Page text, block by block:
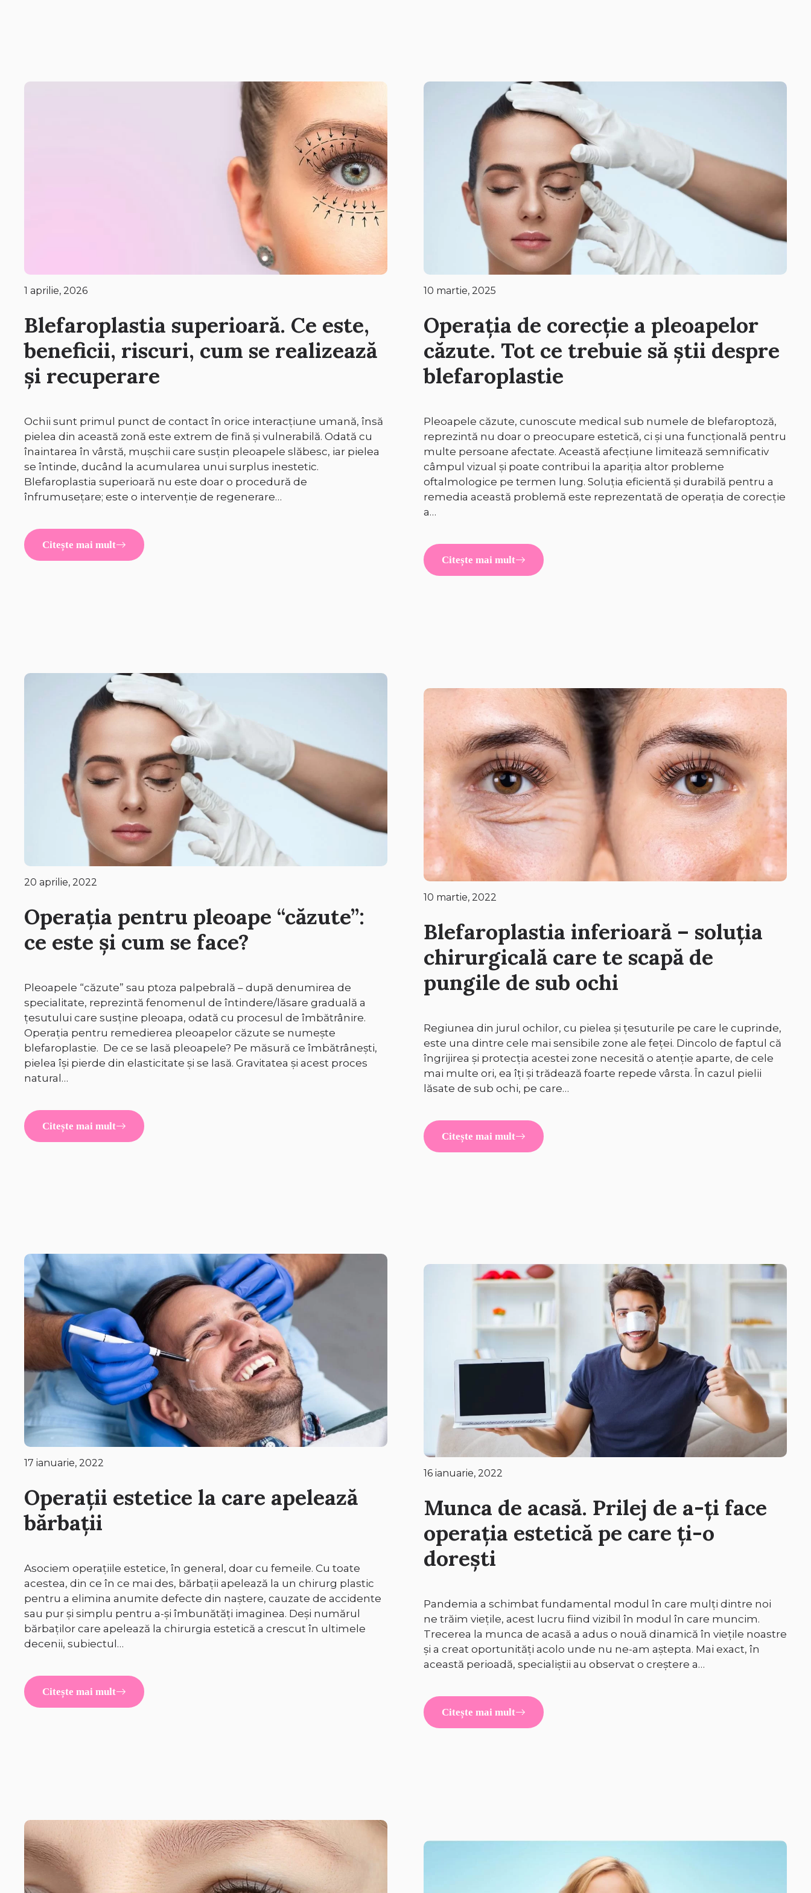
1 aprilie, 2026
Blefaroplastia superioară. Ce este,
beneficii, riscuri, cum se realizează
și recuperare
Ochii sunt primul punct de contact în orice interacțiune umană, însă
pielea din această zonă este extrem de fină și vulnerabilă. Odată cu
înaintarea în vârstă, mușchii care susțin pleoapele slăbesc, iar pielea
se întinde, ducând la acumularea unui surplus inestetic.
Blefaroplastia superioară nu este doar o procedură de
înfrumusețare; este o intervenție de regenerare…
Citește mai mult
10 martie, 2025
Operația de corecție a pleoapelor
căzute. Tot ce trebuie să știi despre
blefaroplastie
Pleoapele căzute, cunoscute medical sub numele de blefaroptoză,
reprezintă nu doar o preocupare estetică, ci și una funcțională pentru
multe persoane afectate. Această afecțiune limitează semnificativ
câmpul vizual și poate contribui la apariția altor probleme
oftalmologice pe termen lung. Soluția eficientă și durabilă pentru a
remedia această problemă este reprezentată de operația de corecție
a…
Citește mai mult
20 aprilie, 2022
Operația pentru pleoape “căzute”:
ce este și cum se face?
Pleoapele “căzute” sau ptoza palpebrală – după denumirea de
specialitate, reprezintă fenomenul de întindere/lăsare graduală a
țesutului care susține pleoapa, odată cu procesul de îmbătrânire.
Operația pentru remedierea pleoapelor căzute se numește
blefaroplastie. De ce se lasă pleoapele? Pe măsură ce îmbătrânești,
pielea își pierde din elasticitate și se lasă. Gravitatea și acest proces
natural…
Citește mai mult
10 martie, 2022
Blefaroplastia inferioară – soluția
chirurgicală care te scapă de
pungile de sub ochi
Regiunea din jurul ochilor, cu pielea și țesuturile pe care le cuprinde,
este una dintre cele mai sensibile zone ale feței. Dincolo de faptul că
îngrijirea și protecția acestei zone necesită o atenție aparte, de cele
mai multe ori, ea îți și trădează foarte repede vârsta. În cazul pielii
lăsate de sub ochi, pe care…
Citește mai mult
17 ianuarie, 2022
Operații estetice la care apelează
bărbații
Asociem operațiile estetice, în general, doar cu femeile. Cu toate
acestea, din ce în ce mai des, bărbații apelează la un chirurg plastic
pentru a elimina anumite defecte din naștere, cauzate de accidente
sau pur și simplu pentru a-și îmbunătăți imaginea. Deși numărul
bărbaților care apelează la chirurgia estetică a crescut în ultimele
decenii, subiectul…
Citește mai mult
16 ianuarie, 2022
Munca de acasă. Prilej de a-ți face
operația estetică pe care ți-o
dorești
Pandemia a schimbat fundamental modul în care mulți dintre noi
ne trăim viețile, acest lucru fiind vizibil în modul în care muncim.
Trecerea la munca de acasă a adus o nouă dinamică în viețile noastre
și a creat oportunități acolo unde nu ne-am aștepta. Mai exact, în
această perioadă, specialiștii au observat o creștere a…
Citește mai mult